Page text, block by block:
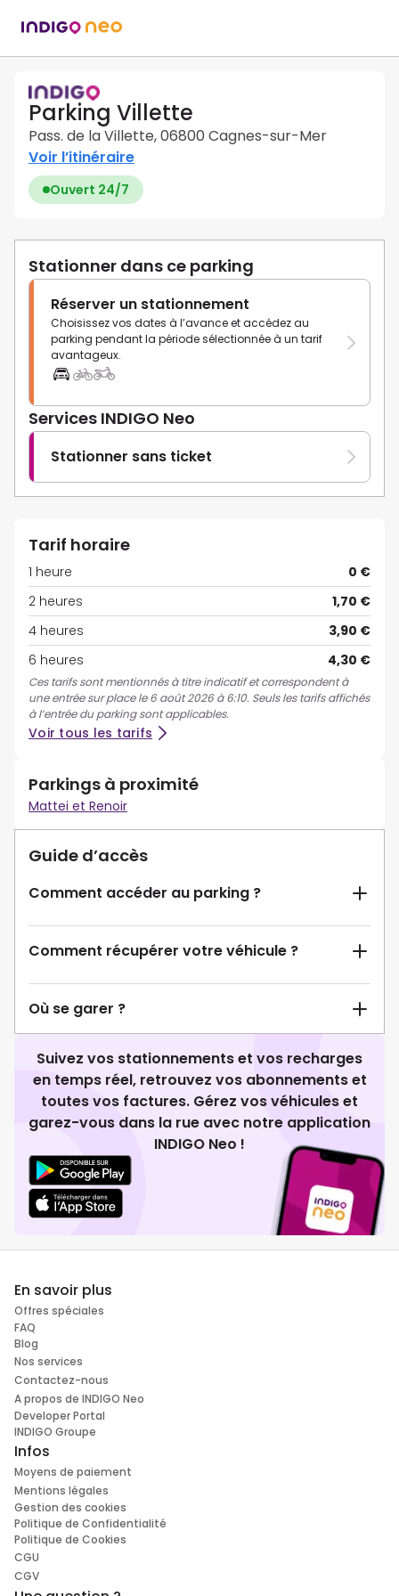
Parking Villette
Pass. de la Villette, 06800 Cagnes-sur-Mer
Voir l’itinéraire
Ouvert 24/7
Stationner dans ce parking
Réserver un stationnement
Choisissez vos dates à l’avance et accédez au
parking pendant la période sélectionnée à un tarif
avantageux.
Services INDIGO Neo
Stationner sans ticket
Tarif horaire
1 heure
0 €
2 heures
1,70 €
4 heures
3,90 €
6 heures
4,30 €
Ces tarifs sont mentionnés à titre indicatif et correspondent à
une entrée sur place le 6 août 2026 à 6:10. Seuls les tarifs affichés
à l’entrée du parking sont applicables.
Voir tous les tarifs
Parkings à proximité
Mattei et Renoir
Guide d’accès
Comment accéder au parking ?
Comment récupérer votre véhicule ?
Où se garer ?
Suivez vos stationnements et vos recharges
en temps réel, retrouvez vos abonnements et
toutes vos factures. Gérez vos véhicules et
garez-vous dans la rue avec notre application
INDIGO Neo !
En savoir plus
Offres spéciales
FAQ
Blog
Nos services
Contactez-nous
A propos de INDIGO Neo
Developer Portal
INDIGO Groupe
Infos
Moyens de paiement
Mentions légales
Gestion des cookies
Politique de Confidentialité
Politique de Cookies
CGU
CGV